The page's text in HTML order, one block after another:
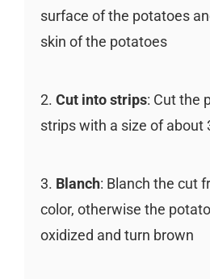
surface of the potatoes
skin of the potatoes
2. Cut into strips: Cut the
strips with a size of about
3. Blanch: Blanch the cut
color, otherwise the
oxidized and turn brown